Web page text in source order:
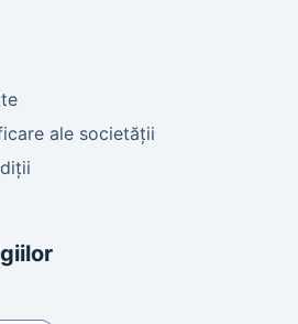
ale societății